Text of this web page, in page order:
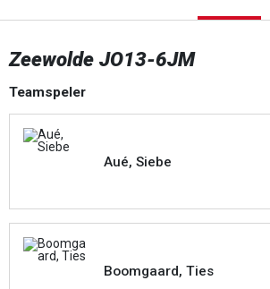
Zeewolde JO13-6JM
Teamspeler
Aué, Siebe
Boomgaard, Ties